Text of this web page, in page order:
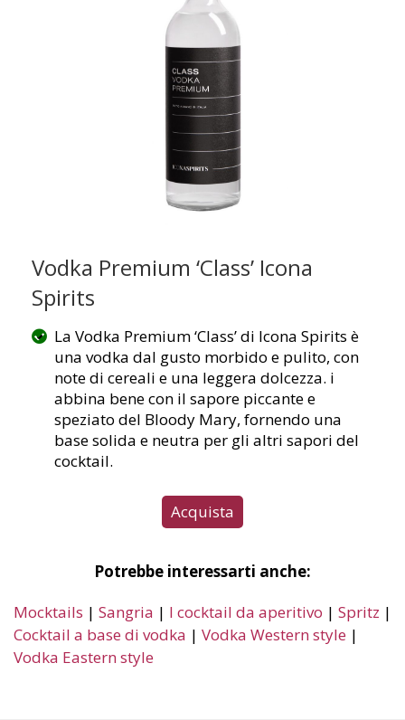
Vodka Premium ‘Class’ Icona
Spirits
La Vodka Premium ‘Class’ di Icona Spirits è
una vodka dal gusto morbido e pulito, con
note di cereali e una leggera dolcezza. i
abbina bene con il sapore piccante e
speziato del Bloody Mary, fornendo una
base solida e neutra per gli altri sapori del
cocktail.
Acquista
Potrebbe interessarti anche:
Mocktails | Sangria | I cocktail da aperitivo | Spritz |
Cocktail a base di vodka | Vodka Western style |
Vodka Eastern style